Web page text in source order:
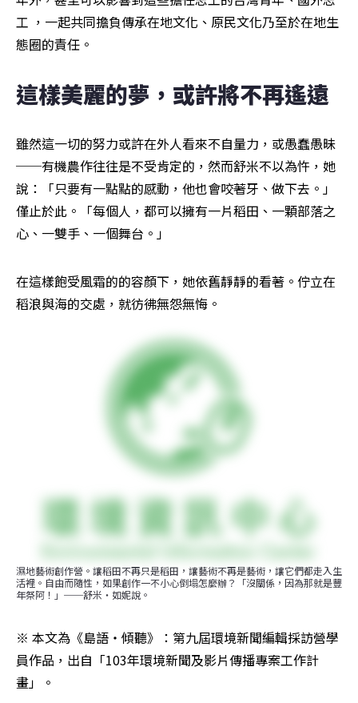
工 ，一起共同擔負傳承在地文化、原民文化乃至於在地生
態圈的責任。
這樣美麗的夢，或許將不再遙遠
雖然這一切的努力或許在外人看來不自量力，或愚蠢愚昧
──有機農作往往是不受肯定的，然而舒米不以為忤，她
說：「只要有一點點的感動，他也會咬著牙、做下去。」
僅止於此。「每個人，都可以擁有一片稻田、一顆部落之
心、一雙手、一個舞台。」
在這樣飽受風霜的的容顏下，她依舊靜靜的看著。佇立在
稻浪與海的交處，就彷彿無怨無悔。
濕地藝術創作營。讓稻田不再只是稻田，讓藝術不再是藝術，讓它們都走入生
活裡。自由而隨性，如果創作一不小心倒塌怎麼辦？「沒關係，因為那就是豐
年祭阿！」──舒米‧如妮說。
※ 本文為《島語‧傾聽》：第九屆環境新聞編輯採訪營學
員作品，出自「103年環境新聞及影片傳播專案工作計
畫」。